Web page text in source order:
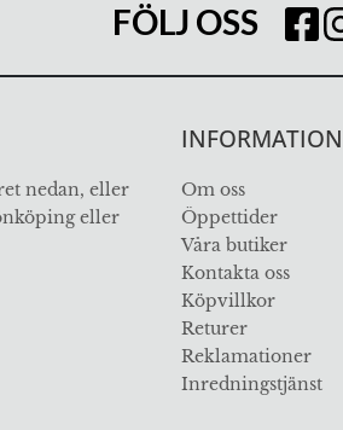
FÖLJ OSS
nedan, eller
eller
INFORMATION
Om oss
Öppettider
Våra butiker
Kontakta oss
Köpvillkor
Returer
Reklamationer
Inredningstjänst